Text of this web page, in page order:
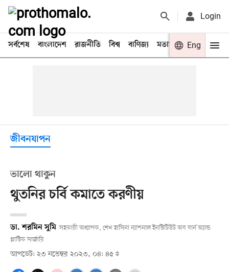
Login
সর্বশেষ বাংলাদেশ রাজনীতি বিশ্ব বাণিজ্য মতামত খেলা
Eng
জীবনযাপন
ভালো থাকুন
থুতনির চর্বি কমাতে করণীয়
ডা. শরমিন সুমি সহকারী অধ্যাপক, শেখ হাসিনা ন্যাশনাল ইনস্টিটিউট অব বার্ন অ্যান্ড
প্লাস্টিক সার্জারি
আপডেট: ২৩ নভেম্বর ২০২৩, ০৪: ৪৫